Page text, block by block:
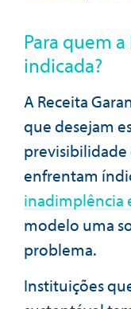
Para quem
indicada?
A Receita
que desejam
previsibilidade
enfrentam
inadimplência
modelo uma
problema.
Instituições